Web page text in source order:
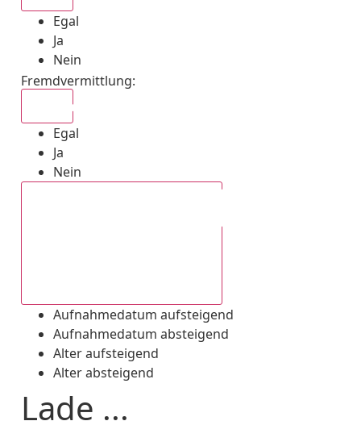
Egal
Ja
Nein
Fremdvermittlung:
Egal
Ja
Nein
Aufnahmedatum aufsteigend
Aufnahmedatum absteigend
Alter aufsteigend
Alter absteigend
Lade ...